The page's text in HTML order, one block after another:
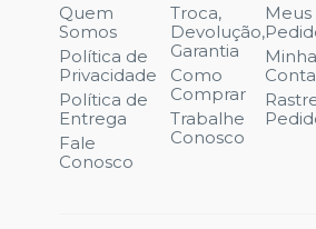
Quem
Somos
Política de
Privacidade
Política de
Entrega
Fale
Conosco
Troca,
Devolução,
Garantia
Como
Comprar
Trabalhe
Conosco
Meus
Minha
Conta